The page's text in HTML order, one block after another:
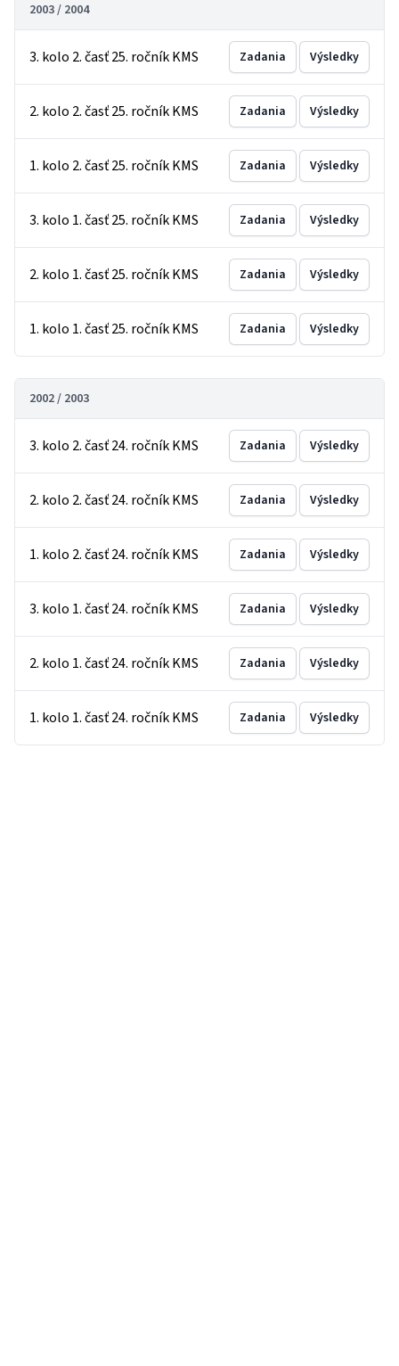
2003 / 2004
3. kolo 2. časť 25. ročník KMS Zadania Výsledky
2. kolo 2. časť 25. ročník KMS Zadania Výsledky
1. kolo 2. časť 25. ročník KMS Zadania Výsledky
3. kolo 1. časť 25. ročník KMS Zadania Výsledky
2. kolo 1. časť 25. ročník KMS Zadania Výsledky
1. kolo 1. časť 25. ročník KMS Zadania Výsledky
2002 / 2003
3. kolo 2. časť 24. ročník KMS Zadania Výsledky
2. kolo 2. časť 24. ročník KMS Zadania Výsledky
1. kolo 2. časť 24. ročník KMS Zadania Výsledky
3. kolo 1. časť 24. ročník KMS Zadania Výsledky
2. kolo 1. časť 24. ročník KMS Zadania Výsledky
1. kolo 1. časť 24. ročník KMS Zadania Výsledky